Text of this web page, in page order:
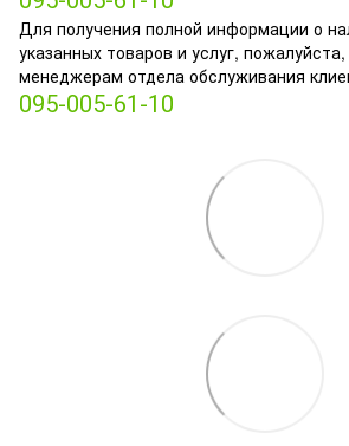
Для получения полной информации о
указанных товаров и услуг,
менеджерам отдела обслуживания
095-005-61-10